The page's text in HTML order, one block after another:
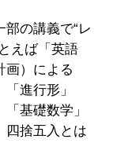
の講義で“レ
えば「英語
画）による
進行形」
基礎数学」
四捨五入とは